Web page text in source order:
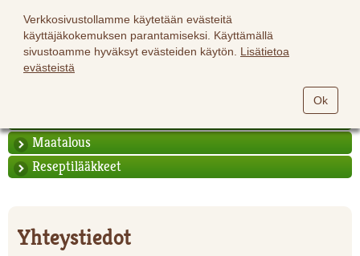
Verkkosivustollamme käytetään evästeitä
käyttäjäkokemuksen parantamiseksi. Käyttämällä
sivustoamme hyväksyt evästeiden käytön. Lisätietoa
evästeistä
Ok
Maatalous
Reseptilääkkeet
Yhteystiedot